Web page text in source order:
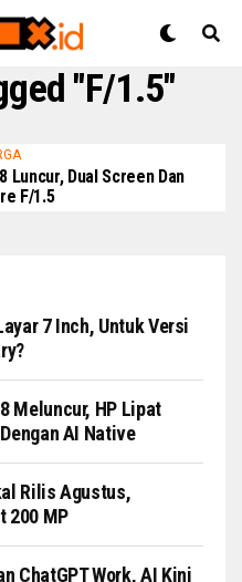
"f/1.5"
Luncur, Dual Screen Dan
F/1.5
7 Inch, Untuk Versi
Meluncur, HP Lipat
AI Native
Rilis Agustus,
200 MP
ChatGPT Work, AI Kini